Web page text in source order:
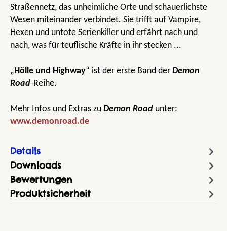
Straßennetz, das unheimliche Orte und schauerlichste
Wesen miteinander verbindet. Sie trifft auf Vampire,
Hexen und untote Serienkiller und erfährt nach und
nach, was für teuflische Kräfte in ihr stecken ...
„Hölle und Highway“ ist der erste Band der Demon
Road-Reihe.
Mehr Infos und Extras zu Demon Road unter:
www.demonroad.de
Details
Downloads
Bewertungen
Produktsicherheit